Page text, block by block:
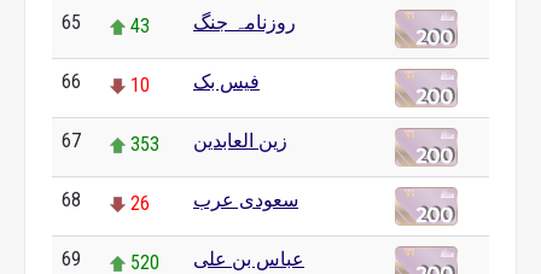
65 43 روزنامہ جنگ
66 10 فیس بک
67 353 زین العابدین
68 26 سعودی عرب
69 520 عباس بن علی